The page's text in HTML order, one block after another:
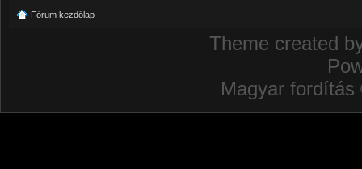
Fórum kezdőlap
Theme created
Magyar